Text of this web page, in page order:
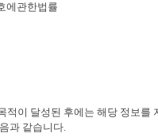
에관한법률
적이 달성된 후에는 해당 정보를
과 같습니다.